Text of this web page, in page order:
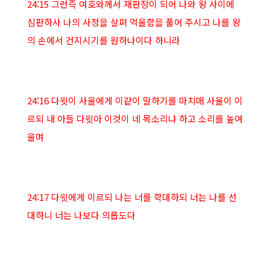
24:15 그런즉 여호와께서 재판장이 되어 나와 왕 사이에
심판하사 나의 사정을 살펴 억울함을 풀어 주시고 나를 왕
의 손에서 건지시기를 원하나이다 하니라
24:16 다윗이 사울에게 이같이 말하기를 마치매 사울이 이
르되 내 아들 다윗아 이것이 네 목소리냐 하고 소리를 높여
울며
24:17 다윗에게 이르되 나는 너를 학대하되 너는 나를 선
대하니 너는 나보다 의롭도다